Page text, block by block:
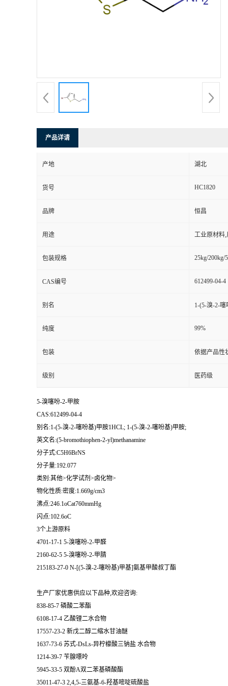
产品详请
产地 湖北
货号 HC1820
品牌 恒昌
用途 工业原材料
包装规格 25kg/200kg/
CAS编号 612499-04-4
别名 1-(5-溴-2-
纯度 99%
包装 依据产品性
级别 医药级
5-溴噻吩-2-甲胺
CAS:612499-04-4
别名:1-(5-溴-2-噻吩基)甲胺1HCL; 1-(5-溴-2-噻吩基)甲胺;
英文名:(5-bromothiophen-2-yl)methanamine
分子式:C5H6BrNS
分子量:192.077
类别:其他>化学试剂>卤化物>
物化性质:密度:1.669g/cm3
沸点:246.1oCat760mmHg
闪点:102.6oC
3个上游原料
4701-17-1 5-溴噻吩-2-甲醛
2160-62-5 5-溴噻吩-2-甲腈
215183-27-0 N-[(5-溴-2-噻吩基)甲基]氨基甲酸叔丁酯
生产厂家优惠供应以下品种,欢迎咨询:
838-85-7 磷酸二苯酯
6108-17-4 乙酸锂二水合物
17557-23-2 新戊二醇二缩水甘油醚
1637-73-6 苏式-DsLs-异柠檬酸三钠盐 水合物
1214-39-7 苄腺嘌呤
5945-33-5 双酚A双二苯基磷酸酯
35011-47-3 2,4,5-三氨基-6-羟基嘧啶硫酸盐